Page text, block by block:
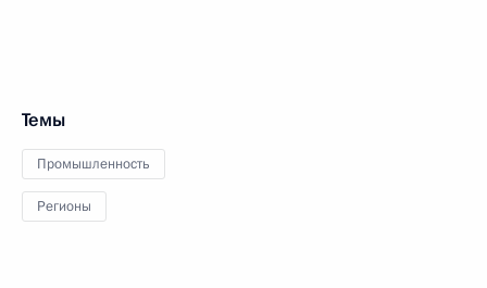
Темы
Промышленность
Регионы